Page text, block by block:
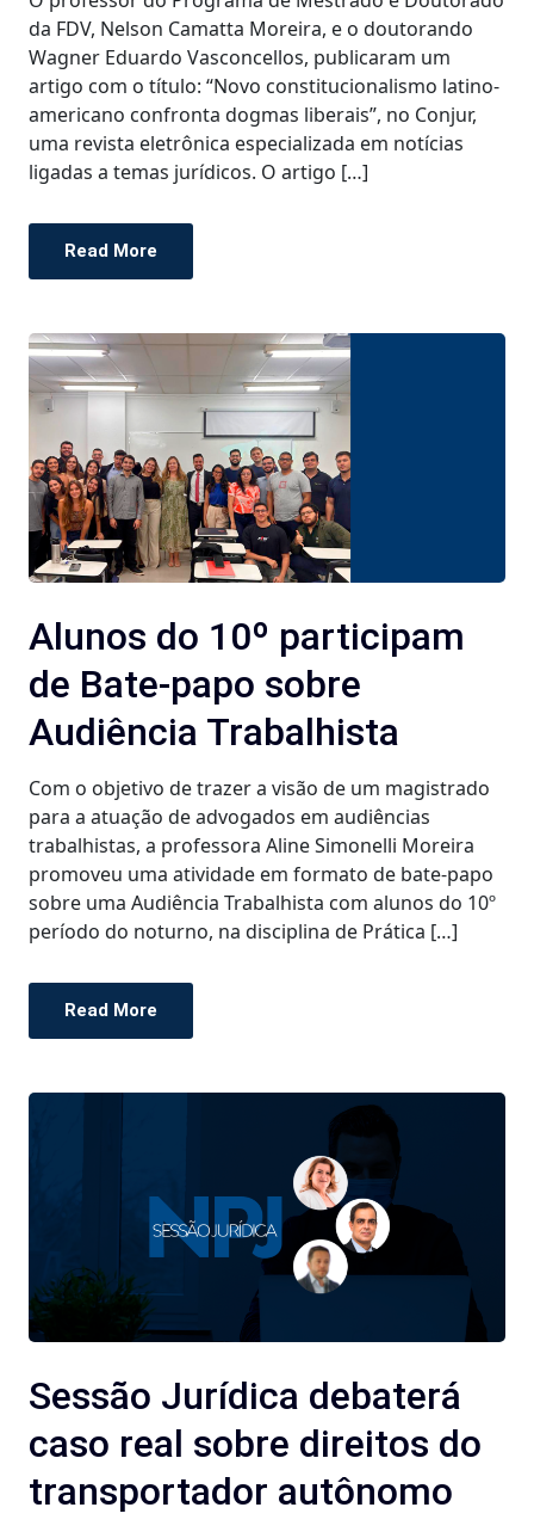
da FDV, Nelson Camatta Moreira, e o doutorando
Wagner Eduardo Vasconcellos, publicaram um
artigo com o título: “Novo constitucionalismo latino-
americano confronta dogmas liberais”, no Conjur,
uma revista eletrônica especializada em notícias
ligadas a temas jurídicos. O artigo […]
Read More
Alunos do 10º participam
de Bate-papo sobre
Audiência Trabalhista
Com o objetivo de trazer a visão de um magistrado
para a atuação de advogados em audiências
trabalhistas, a professora Aline Simonelli Moreira
promoveu uma atividade em formato de bate-papo
sobre uma Audiência Trabalhista com alunos do 10º
período do noturno, na disciplina de Prática […]
Read More
Sessão Jurídica debaterá
caso real sobre direitos do
transportador autônomo